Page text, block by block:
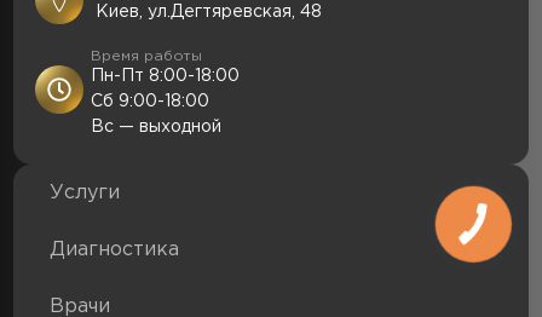
Киев, ул.Дегтяревская, 48
Время работы
Пн-Пт 8:00-18:00
Сб 9:00-18:00
Вс — выходной
Услуги
Диагностика
Врачи